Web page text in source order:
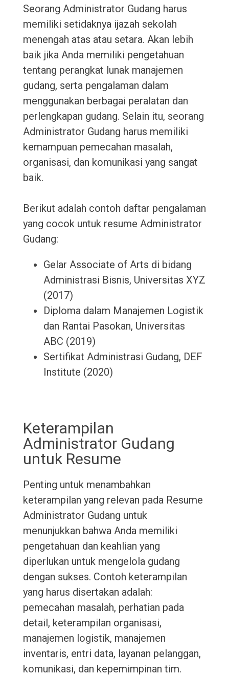
Seorang Administrator Gudang harus
memiliki setidaknya ijazah sekolah
menengah atas atau setara. Akan lebih
baik jika Anda memiliki pengetahuan
tentang perangkat lunak manajemen
gudang, serta pengalaman dalam
menggunakan berbagai peralatan dan
perlengkapan gudang. Selain itu, seorang
Administrator Gudang harus memiliki
kemampuan pemecahan masalah,
organisasi, dan komunikasi yang sangat
baik.
Berikut adalah contoh daftar pengalaman
yang cocok untuk resume Administrator
Gudang:
Gelar Associate of Arts di bidang
Administrasi Bisnis, Universitas XYZ
(2017)
Diploma dalam Manajemen Logistik
dan Rantai Pasokan, Universitas
ABC (2019)
Sertifikat Administrasi Gudang, DEF
Institute (2020)
Keterampilan
Administrator Gudang
untuk Resume
Penting untuk menambahkan
keterampilan yang relevan pada Resume
Administrator Gudang untuk
menunjukkan bahwa Anda memiliki
pengetahuan dan keahlian yang
diperlukan untuk mengelola gudang
dengan sukses. Contoh keterampilan
yang harus disertakan adalah:
pemecahan masalah, perhatian pada
detail, keterampilan organisasi,
manajemen logistik, manajemen
inventaris, entri data, layanan pelanggan,
komunikasi, dan kepemimpinan tim.